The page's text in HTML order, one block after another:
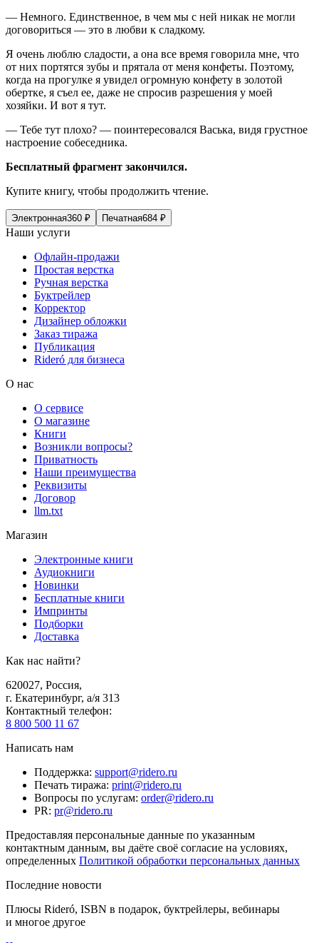
— Немного. Единственное, в чем мы с ней никак не могли
договориться — это в любви к сладкому.
Я очень люблю сладости, а она все время говорила мне, что
от них портятся зубы и прятала от меня конфеты. Поэтому,
когда на прогулке я увидел огромную конфету в золотой
обертке, я съел ее, даже не спросив разрешения у моей
хозяйки. И вот я тут.
— Тебе тут плохо? — поинтересовался Васька, видя грустное
настроение собеседника.
Бесплатный фрагмент закончился.
Купите книгу, чтобы продолжить чтение.
Электронная360 ₽ Печатная684 ₽
Наши услуги
Офлайн-продажи
Простая верстка
Ручная верстка
Буктрейлер
Корректор
Дизайнер обложки
Заказ тиража
Публикация
Rideró для бизнеса
О нас
О сервисе
О магазине
Книги
Возникли вопросы?
Приватность
Наши преимущества
Реквизиты
Договор
llm.txt
Магазин
Электронные книги
Аудиокниги
Новинки
Бесплатные книги
Импринты
Подборки
Доставка
Как нас найти?
620027, Россия,
г. Екатеринбург, а/я 313
Контактный телефон:
8 800 500 11 67
Написать нам
Поддержка: support@ridero.ru
Печать тиража: print@ridero.ru
Вопросы по услугам: order@ridero.ru
PR: pr@ridero.ru
Предоставляя персональные данные по указанным
контактным данным, вы даёте своё согласие на условиях,
определенных Политикой обработки персональных данных
Последние новости
Плюсы Rideró, ISBN в подарок, буктрейлеры, вебинары
и многое другое